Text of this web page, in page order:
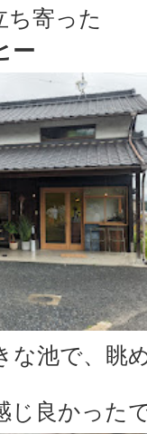
ち寄った
ー
な池で、眺
じ良かった